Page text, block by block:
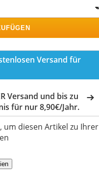
Versand für
Versand und bis zu
für nur 8,90€/Jahr.
um diesen Artikel zu Ihrer